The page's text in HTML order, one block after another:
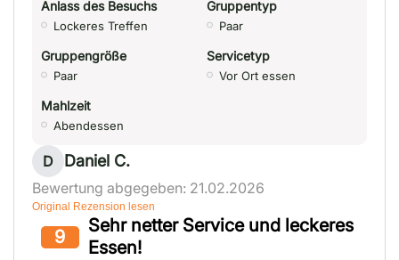
Anlass des Besuchs
Lockeres Treffen
Gruppentyp
Paar
Gruppengröße
Paar
Servicetyp
Vor Ort essen
Mahlzeit
Abendessen
D Daniel C.
Bewertung abgegeben: 21.02.2026
Original Rezension lesen
9
Sehr netter Service und leckeres
Essen!